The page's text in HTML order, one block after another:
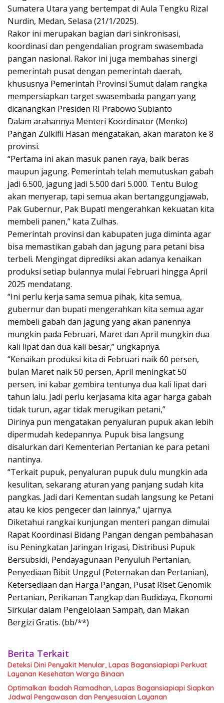
Sumatera Utara yang bertempat di Aula Tengku Rizal
Nurdin, Medan, Selasa (21/1/2025).
Rakor ini merupakan bagian dari sinkronisasi,
koordinasi dan pengendalian program swasembada
pangan nasional. Rakor ini juga membahas sinergi
pemerintah pusat dengan pemerintah daerah,
khususnya Pemerintah Provinsi Sumut dalam rangka
mempersiapkan target swasembada pangan yang
dicanangkan Presiden RI Prabowo Subianto
Dalam arahannya Menteri Koordinator (Menko)
Pangan Zulkifli Hasan mengatakan, akan maraton ke 8
provinsi.
“Pertama ini akan masuk panen raya, baik beras
maupun jagung. Pemerintah telah memutuskan gabah
jadi 6.500, jagung jadi 5.500 dari 5.000. Tentu Bulog
akan menyerap, tapi semua akan bertanggungjawab,
Pak Gubernur, Pak Bupati mengerahkan kekuatan kita
membeli panen,” kata Zulhas.
Pemerintah provinsi dan kabupaten juga diminta agar
bisa memastikan gabah dan jagung para petani bisa
terbeli. Mengingat diprediksi akan adanya kenaikan
produksi setiap bulannya mulai Februari hingga April
2025 mendatang.
“Ini perlu kerja sama semua pihak, kita semua,
gubernur dan bupati mengerahkan kita semua agar
membeli gabah dan jagung yang akan panennya
mungkin pada Februari, Maret dan April mungkin dua
kali lipat dan dua kali besar,” ungkapnya.
“Kenaikan produksi kita di Februari naik 60 persen,
bulan Maret naik 50 persen, April meningkat 50
persen, ini kabar gembira tentunya dua kali lipat dari
tahun lalu. Jadi perlu kerjasama kita agar harga gabah
tidak turun, agar tidak merugikan petani,”
Dirinya pun mengatakan penyaluran pupuk akan lebih
dipermudah kedepannya. Pupuk bisa langsung
disalurkan dari Kementerian Pertanian ke para petani
nantinya.
“Terkait pupuk, penyaluran pupuk dulu mungkin ada
kesulitan, sekarang aturan yang panjang sudah kita
pangkas. Jadi dari Kementan sudah langsung ke Petani
atau ke kios pengecer dan lainnya,” ujarnya.
Diketahui rangkai kunjungan menteri pangan dimulai
Rapat Koordinasi Bidang Pangan dengan pembahasan
isu Peningkatan Jaringan Irigasi, Distribusi Pupuk
Bersubsidi, Pendayagunaan Penyuluh Pertanian,
Penyediaan Bibit Unggul (Peternakan dan Pertanian),
Ketersediaan dan Harga Pangan, Pusat Riset Genomik
Pertanian, Perikanan Tangkap dan Budidaya, Ekonomi
Sirkular dalam Pengelolaan Sampah, dan Makan
Bergizi Gratis. (bb/**)
Berita Terkait
Deteksi Dini Penyakit Menular, Lapas Bagansiapiapi Perkuat
Layanan Kesehatan Warga Binaan
Optimalkan Ibadah Ramadhan, Lapas Bagansiapiapi Siapkan
Jadwal Pengawasan dan Penyesuaian Layanan